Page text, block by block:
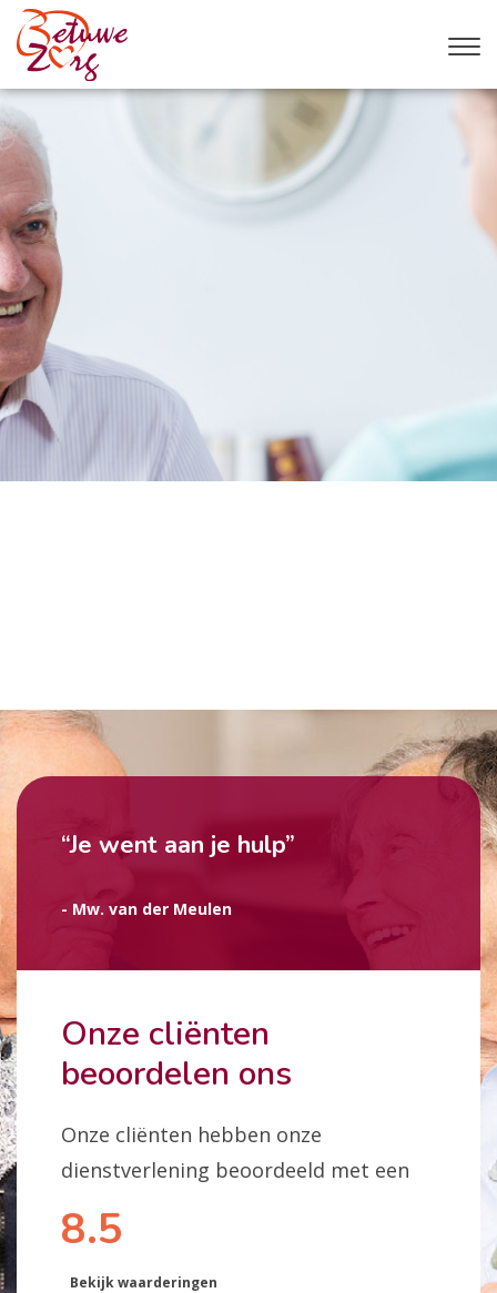
Onze cliënten
beoordelen ons
Onze cliënten hebben onze
dienstverlening beoordeeld met een
8.5
Bekijk waarderingen
“Je went aan je hulp”
- Mw. van der Meulen